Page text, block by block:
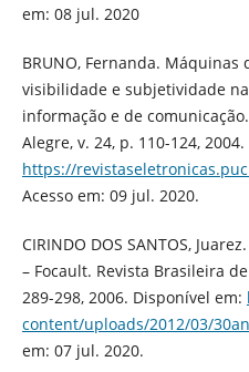
em: 08 jul. 2020
BRUNO, Fernanda. Máquinas
visibilidade e subjetividade
informação e de comunicação.
Alegre, v. 24, p. 110-124,
https://
Acesso em: 09 jul. 2020.
CIRINDO DOS SANTOS,
– Focault. Revista Brasileira
289-298, 2006. Disponível em:
content/uploads/2012/03/
em: 07 jul. 2020.